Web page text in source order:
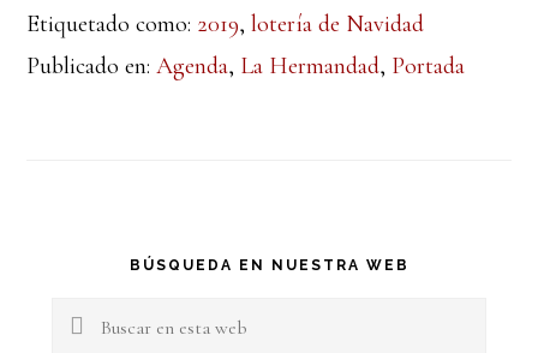
Etiquetado como: 2019,lotería de Navidad
Publicado en:Agenda, La Hermandad, Portada
Barra
lateral
BÚSQUEDA EN NUESTRA WEB
Buscar